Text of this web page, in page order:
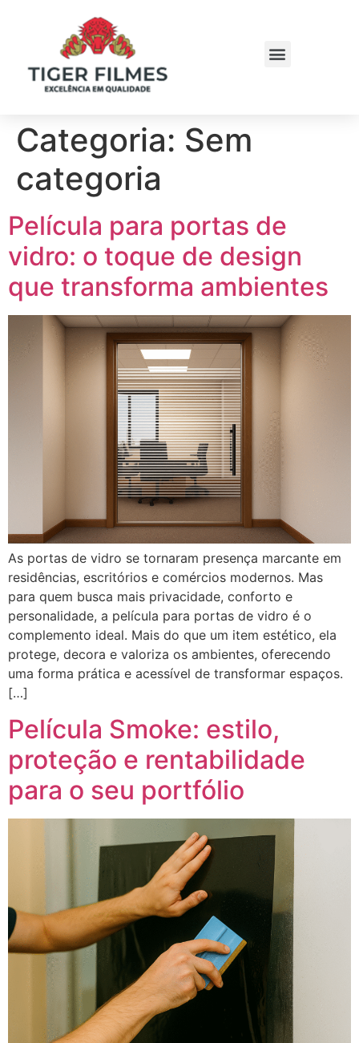
Categoria: Sem
categoria
Película para portas de
vidro: o toque de design
que transforma ambientes
As portas de vidro se tornaram presença marcante em
residências, escritórios e comércios modernos. Mas
para quem busca mais privacidade, conforto e
personalidade, a película para portas de vidro é o
complemento ideal. Mais do que um item estético, ela
protege, decora e valoriza os ambientes, oferecendo
uma forma prática e acessível de transformar espaços.
[…]
Película Smoke: estilo,
proteção e rentabilidade
para o seu portfólio